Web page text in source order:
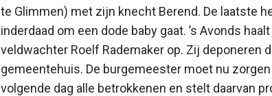
te Glimmen) met zijn knecht Berend. De laatste
inderdaad om een dode baby gaat. ’s Avonds
veldwachter Roelf Rademaker op. Zij deponeren
gemeentehuis. De burgemeester moet nu
volgende dag alle betrokkenen en stelt daarvan